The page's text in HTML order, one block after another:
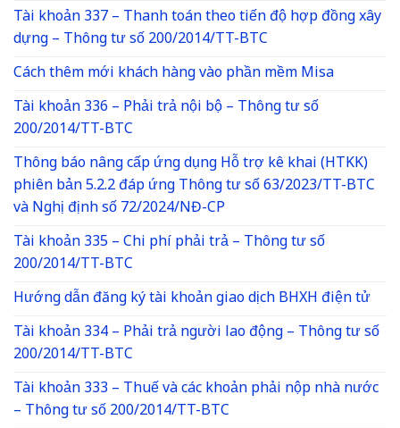
Tài khoản 337 – Thanh toán theo tiến độ hợp đồng xây
dựng – Thông tư số 200/2014/TT-BTC
Cách thêm mới khách hàng vào phần mềm Misa
Tài khoản 336 – Phải trả nội bộ – Thông tư số
200/2014/TT-BTC
Thông báo nâng cấp ứng dụng Hỗ trợ kê khai (HTKK)
phiên bản 5.2.2 đáp ứng Thông tư số 63/2023/TT-BTC
và Nghị định số 72/2024/NĐ-CP
Tài khoản 335 – Chi phí phải trả – Thông tư số
200/2014/TT-BTC
Hướng dẫn đăng ký tài khoản giao dịch BHXH điện tử
Tài khoản 334 – Phải trả người lao động – Thông tư số
200/2014/TT-BTC
Tài khoản 333 – Thuế và các khoản phải nộp nhà nước
– Thông tư số 200/2014/TT-BTC